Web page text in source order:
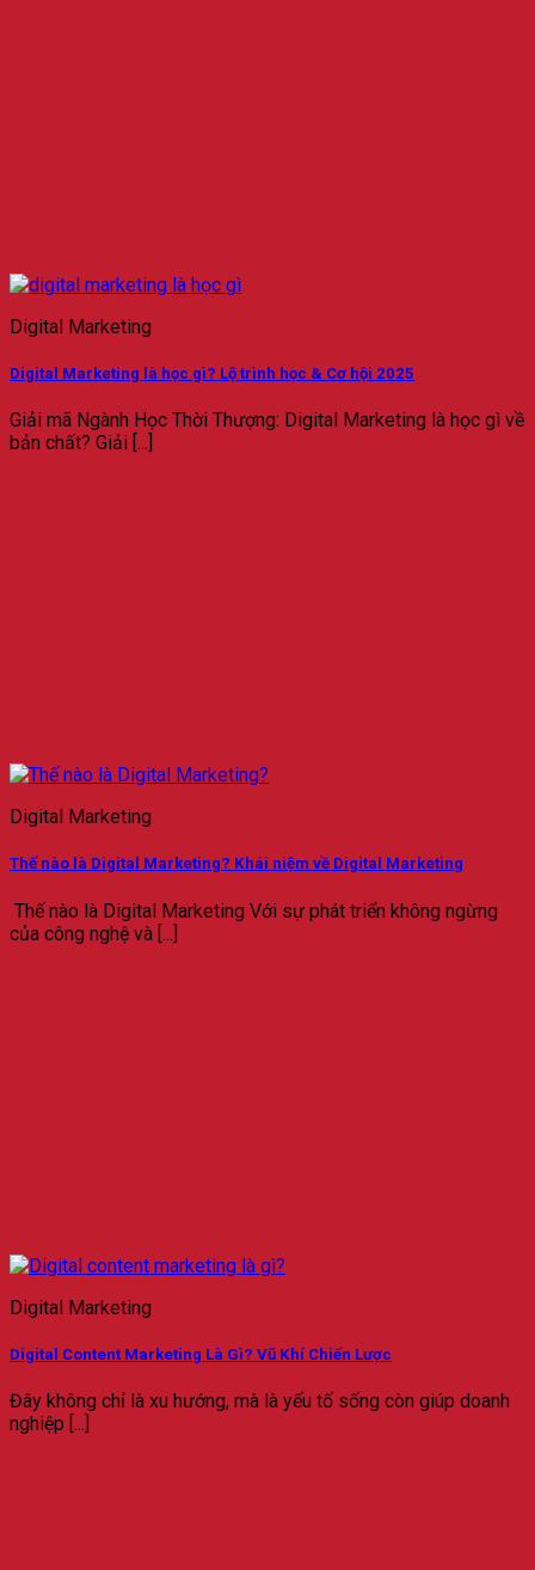
Digital Marketing
Digital Marketing là học gì? Lộ trình học & Cơ hội 2025
Giải mã Ngành Học Thời Thượng: Digital Marketing là học gì về
bản chất? Giải [...]
Digital Marketing
Thế nào là Digital Marketing? Khái niệm về Digital Marketing
Thế nào là Digital Marketing Với sự phát triển không ngừng
của công nghệ và [...]
Digital Marketing
Digital Content Marketing Là Gì? Vũ Khí Chiến Lược
Đây không chỉ là xu hướng, mà là yếu tố sống còn giúp doanh
nghiệp [...]